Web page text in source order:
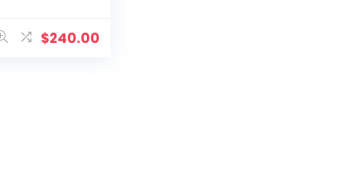
$240.00